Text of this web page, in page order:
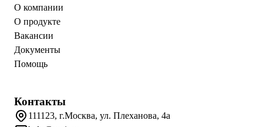
О компании
О продукте
Вакансии
Документы
Помощь
Контакты
111123, г.Москва, ул. Плеханова, 4а